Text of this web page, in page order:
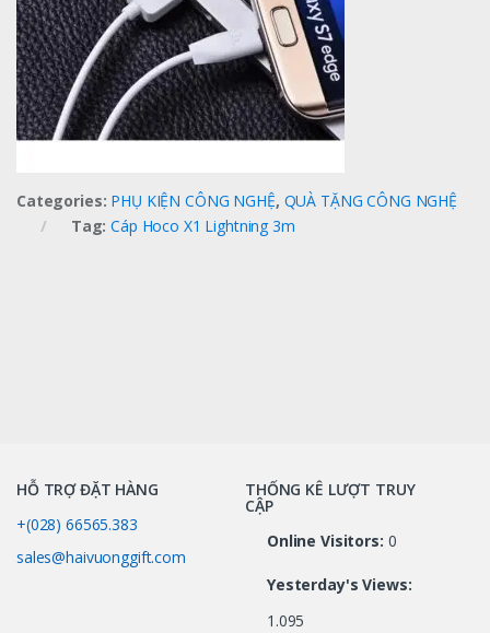
Categories: PHỤ KIỆN CÔNG NGHỆ, QUÀ TẶNG CÔNG NGHỆ
Tag:Cáp Hoco X1 Lightning 3m
HỖ TRỢ ĐẶT HÀNG
+(028) 66565.383
sales@haivuonggift.com
THỐNG KÊ LƯỢT TRUY
CẬP
Online Visitors: 0
Yesterday's Views:
1.095